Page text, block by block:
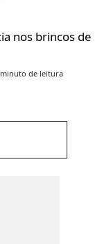
nos brincos de
de leitura